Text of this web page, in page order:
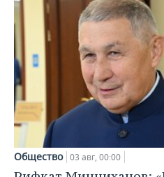
Общество 03 авг, 00:00